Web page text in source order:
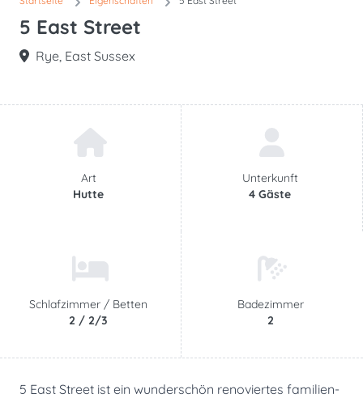
5 East Street
Rye, East Sussex
Art
Hutte
Unterkunft
4 Gäste
Schlafzimmer / Betten
2 / 2/3
Badezimmer
2
5 East Street ist ein wunderschön renoviertes familien-